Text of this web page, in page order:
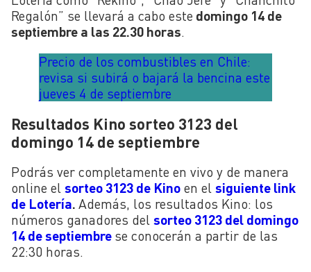
Regalón” se llevará a cabo este domingo 14 de
septiembre a las 22.30 horas.
Precio de los combustibles en Chile:
revisa si subirá o bajará la bencina este
jueves 4 de septiembre
Resultados Kino sorteo 3123 del
domingo 14 de septiembre
Podrás ver completamente en vivo y de manera
online el sorteo 3123 de Kino en el siguiente link
de Lotería. Además, los resultados Kino: los
números ganadores del sorteo 3123 del domingo
14 de septiembre se conocerán a partir de las
22:30 horas.